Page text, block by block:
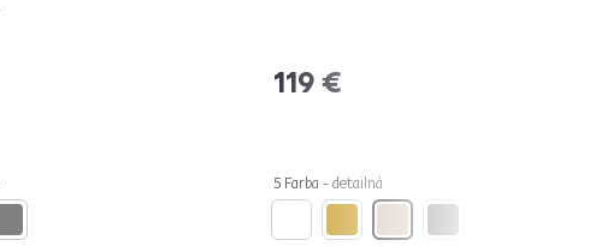
119 €
5 Farba - detailná